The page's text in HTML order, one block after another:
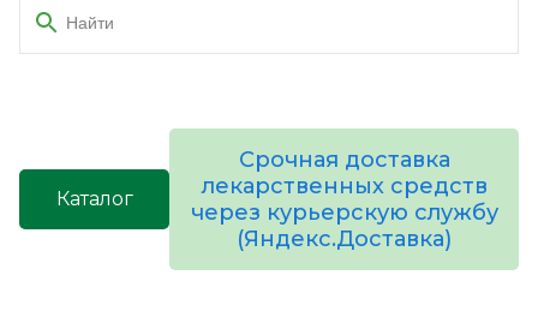
Каталог
Срочная доставка
лекарственных средств
через курьерскую службу
(Яндекс.Доставка)